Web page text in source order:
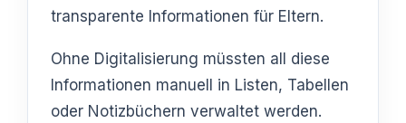
transparente Informationen für Eltern.
Ohne Digitalisierung müssten all diese
Informationen manuell in Listen, Tabellen
oder Notizbüchern verwaltet werden.